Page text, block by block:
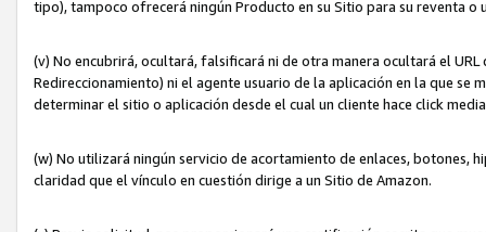
tipo), tampoco ofrecerá ningún Producto en su Sitio para su reventa o
(v) No encubrirá, ocultará, falsificará ni de otra manera ocultará el
Redireccionamiento) ni el agente usuario de la aplicación en la que
determinar el sitio o aplicación desde el cual un cliente hace click
(w) No utilizará ningún servicio de acortamiento de enlaces, botones,
claridad que el vínculo en cuestión dirige a un Sitio de Amazon.